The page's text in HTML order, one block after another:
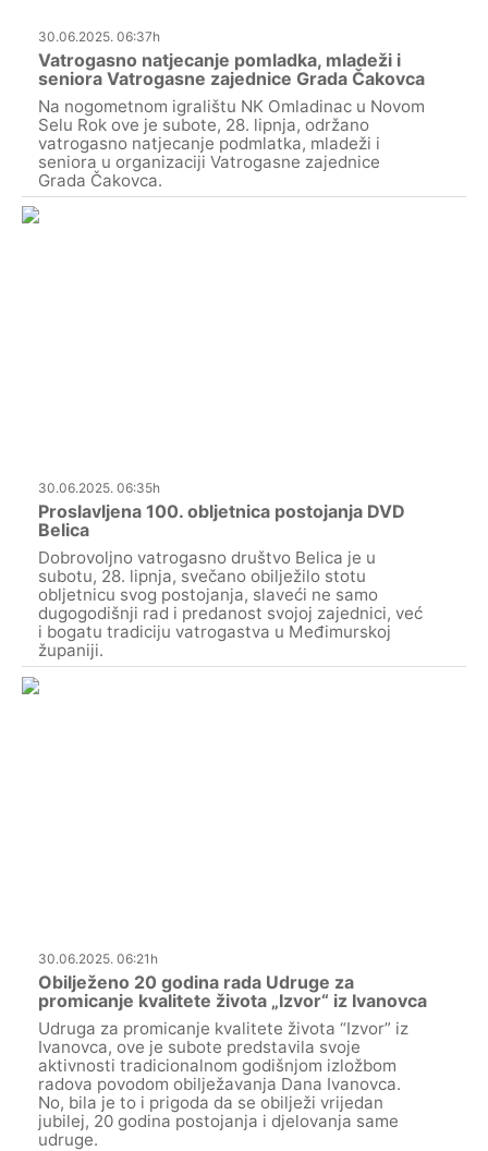
30.06.2025. 06:37h
Vatrogasno natjecanje pomladka, mladeži i
seniora Vatrogasne zajednice Grada Čakovca
Na nogometnom igralištu NK Omladinac u Novom
Selu Rok ove je subote, 28. lipnja, održano
vatrogasno natjecanje podmlatka, mladeži i
seniora u organizaciji Vatrogasne zajednice
Grada Čakovca.
30.06.2025. 06:35h
Proslavljena 100. obljetnica postojanja DVD
Belica
Dobrovoljno vatrogasno društvo Belica je u
subotu, 28. lipnja, svečano obilježilo stotu
obljetnicu svog postojanja, slaveći ne samo
dugogodišnji rad i predanost svojoj zajednici, već
i bogatu tradiciju vatrogastva u Međimurskoj
županiji.
30.06.2025. 06:21h
Obilježeno 20 godina rada Udruge za
promicanje kvalitete života „Izvor“ iz Ivanovca
Udruga za promicanje kvalitete života “Izvor” iz
Ivanovca, ove je subote predstavila svoje
aktivnosti tradicionalnom godišnjom izložbom
radova povodom obilježavanja Dana Ivanovca.
No, bila je to i prigoda da se obilježi vrijedan
jubilej, 20 godina postojanja i djelovanja same
udruge.